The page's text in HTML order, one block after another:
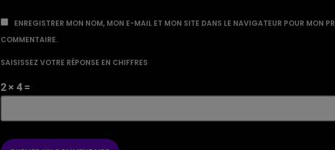
ENREGISTRER MON NOM, MON E-MAIL ET MON SITE DANS LE NAVIGATEUR POUR MON
COMMENTAIRE.
SAISISSEZ VOTRE RÉPONSE EN CHIFFRES
2 × 4 =